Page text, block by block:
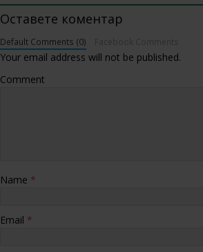
Оставете коментар
Default Comments (0)
Your email address will not be published.
Comment
Name *
Email *